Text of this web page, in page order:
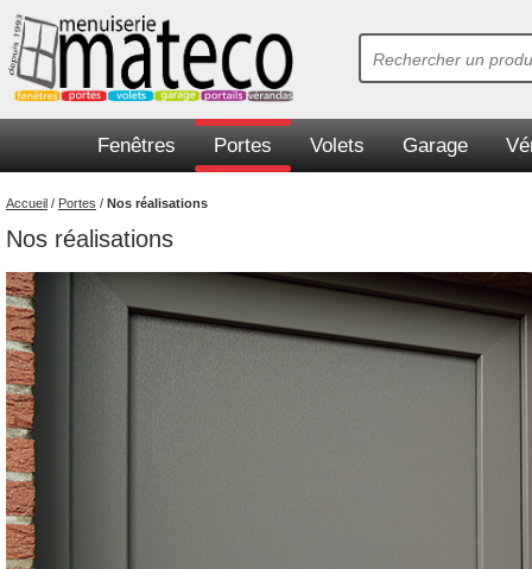
Fenêtres Portes Volets Garage
Accueil / Portes / Nos réalisations
Nos réalisations